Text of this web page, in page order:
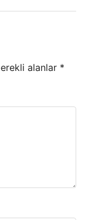
alanlar *